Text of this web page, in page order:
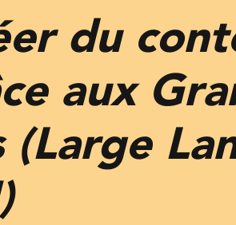
du
aux